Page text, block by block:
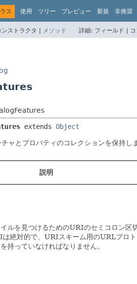
ス 使用 ツリー プレビュー 新規 非推奨
ンストラクタ | メソッド 詳細: フィールド |
extends Object
とプロパティのコレクションを保持しま
説明
ルを見つけるためのURIのセミコロン区
絶対的で、URIスキーム用のURLプロト
持っていなければなりません。